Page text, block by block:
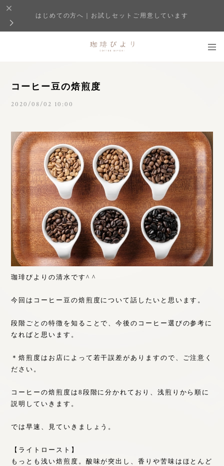
はじめての方へ｜お試しセットご用意しています
コーヒー豆の焙煎度
2020/08/02 10:00
珈琲びよりの清水です^ ^
今回はコーヒー豆の焙煎度について話したいと思います。
段階ごとの特徴を知ることで、今後のコーヒー選びの参考に
なればと思います。
＊焙煎度はお店によって若干誤差がありますので、ご注意く
ださい。
コーヒーの焙煎度は8段階に分かれており、浅煎りから順に
説明していきます。
では早速、見ていきましょう。
【ライトロースト】
もっとも浅い焙煎度。酸味が突出し、香りや苦味はほとんど